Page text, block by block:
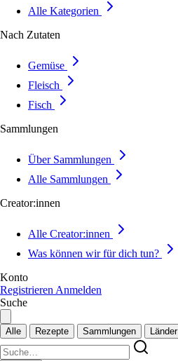
Alle Kategorien
Nach Zutaten
Gemüse
Fleisch
Fisch
Sammlungen
Über Sammlungen
Alle Sammlungen
Creator:innen
Alle Creator:innen
Was können wir für dich tun?
Konto
Registrieren Anmelden
Suche
Alle Rezepte Sammlungen Länder